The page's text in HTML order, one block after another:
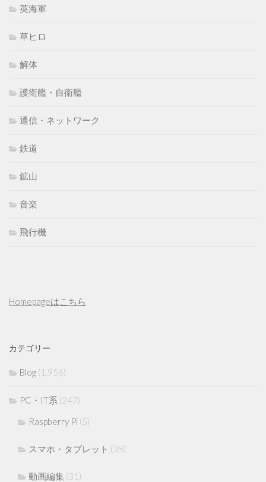
英海軍
草ヒロ
解体
護衛艦・自衛艦
通信・ネットワーク
鉄道
鉱山
音楽
飛行機
Homepageはこちら
カテゴリー
Blog (1,956)
PC・IT系 (247)
Raspberry Pi (5)
スマホ・タブレット (35)
動画編集 (31)